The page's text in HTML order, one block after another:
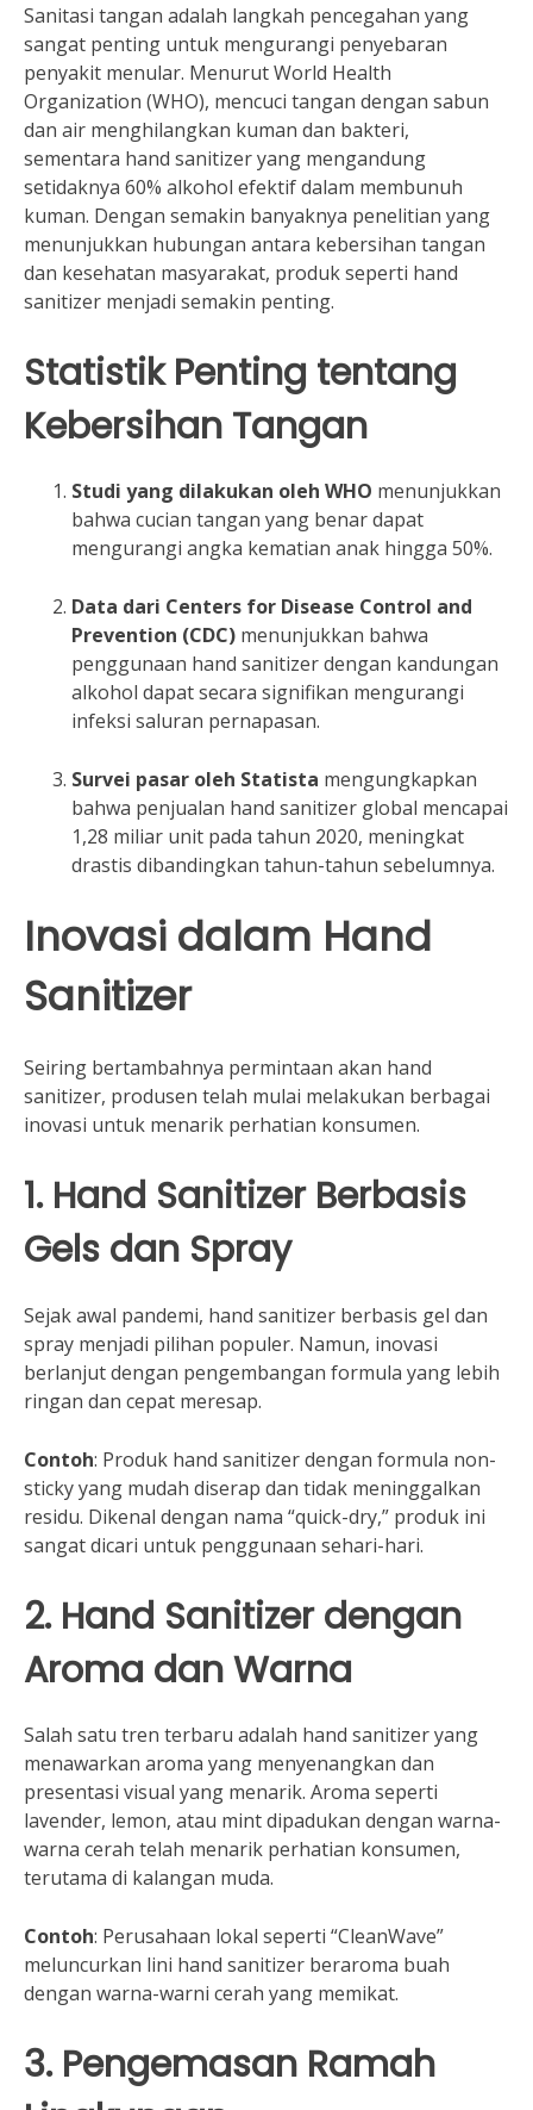
Sanitasi tangan adalah langkah pencegahan yang
sangat penting untuk mengurangi penyebaran
penyakit menular. Menurut World Health
Organization (WHO), mencuci tangan dengan sabun
dan air menghilangkan kuman dan bakteri,
sementara hand sanitizer yang mengandung
setidaknya 60% alkohol efektif dalam membunuh
kuman. Dengan semakin banyaknya penelitian yang
menunjukkan hubungan antara kebersihan tangan
dan kesehatan masyarakat, produk seperti hand
sanitizer menjadi semakin penting.
Statistik Penting tentang
Kebersihan Tangan
Studi yang dilakukan oleh WHO menunjukkan
bahwa cucian tangan yang benar dapat
mengurangi angka kematian anak hingga 50%.
Data dari Centers for Disease Control and
Prevention (CDC) menunjukkan bahwa
penggunaan hand sanitizer dengan kandungan
alkohol dapat secara signifikan mengurangi
infeksi saluran pernapasan.
Survei pasar oleh Statista mengungkapkan
bahwa penjualan hand sanitizer global mencapai
1,28 miliar unit pada tahun 2020, meningkat
drastis dibandingkan tahun-tahun sebelumnya.
Inovasi dalam Hand
Sanitizer
Seiring bertambahnya permintaan akan hand
sanitizer, produsen telah mulai melakukan berbagai
inovasi untuk menarik perhatian konsumen.
1. Hand Sanitizer Berbasis
Gels dan Spray
Sejak awal pandemi, hand sanitizer berbasis gel dan
spray menjadi pilihan populer. Namun, inovasi
berlanjut dengan pengembangan formula yang lebih
ringan dan cepat meresap.
Contoh: Produk hand sanitizer dengan formula non-
sticky yang mudah diserap dan tidak meninggalkan
residu. Dikenal dengan nama “quick-dry,” produk ini
sangat dicari untuk penggunaan sehari-hari.
2. Hand Sanitizer dengan
Aroma dan Warna
Salah satu tren terbaru adalah hand sanitizer yang
menawarkan aroma yang menyenangkan dan
presentasi visual yang menarik. Aroma seperti
lavender, lemon, atau mint dipadukan dengan warna-
warna cerah telah menarik perhatian konsumen,
terutama di kalangan muda.
Contoh: Perusahaan lokal seperti “CleanWave”
meluncurkan lini hand sanitizer beraroma buah
dengan warna-warni cerah yang memikat.
3. Pengemasan Ramah